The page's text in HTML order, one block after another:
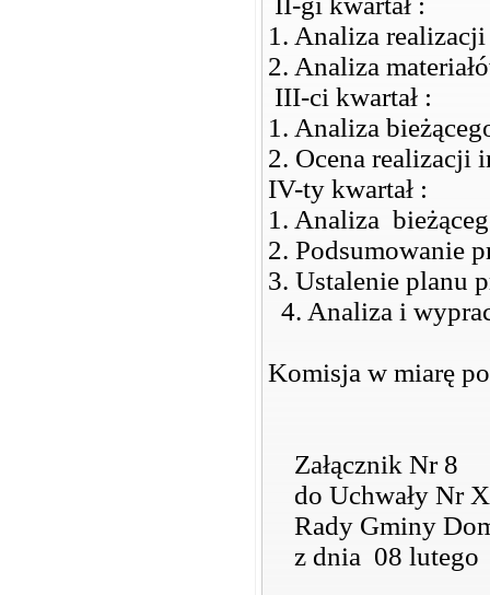
1. Analiza
2. Analiza
III-ci kwartał :
1. Analiza
2. Ocena realizacji
IV-ty kwartał :
1. Analiza
2. Podsumowanie
3. Ustalenie planu
4. Analiza i
Komisja w miarę
Załącznik Nr 8
do Uchwały Nr
Rady Gminy
z dnia 08 lutego